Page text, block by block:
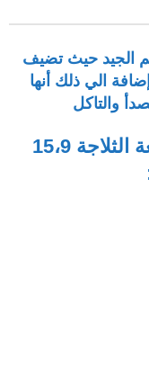
الجيد حيث تضيف
الي ذلك أنها
والتاكل
مواصفات ثلاجة دولابي دايو سعة الثلاجة 15،9